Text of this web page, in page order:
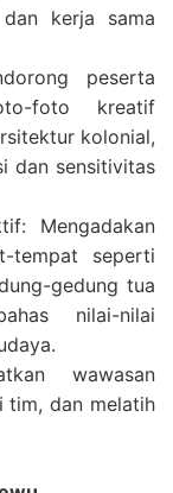
kerja sama
peserta
foto kreatif
kolonial,
dan sensitivitas
Mengadakan
tempat seperti
gedung tua
nilai-nilai
wawasan
tim, dan melatih